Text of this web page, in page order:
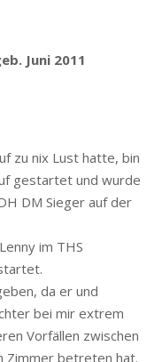
Juni 2011
zu nix Lust hatte, bin
gestartet und wurde
DM Sieger auf der
im THS
da er und
bei mir extrem
Vorfällen zwischen
Zimmer betreten hat.